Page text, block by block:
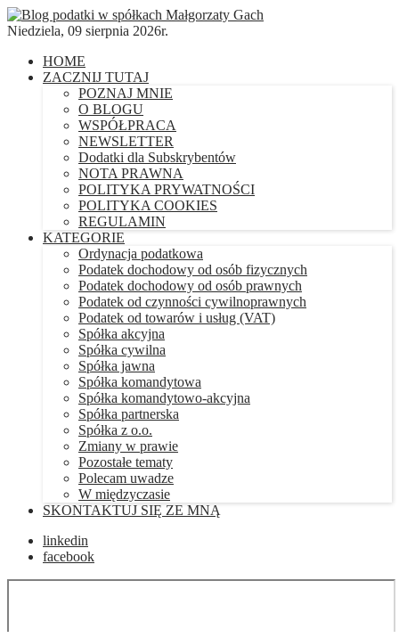
Niedziela, 09 sierpnia 2026r.
HOME
ZACZNIJ TUTAJ
POZNAJ MNIE
O BLOGU
WSPÓŁPRACA
NEWSLETTER
Dodatki dla Subskrybentów
NOTA PRAWNA
POLITYKA PRYWATNOŚCI
POLITYKA COOKIES
REGULAMIN
KATEGORIE
Ordynacja podatkowa
Podatek dochodowy od osób fizycznych
Podatek dochodowy od osób prawnych
Podatek od czynności cywilnoprawnych
Podatek od towarów i usług (VAT)
Spółka akcyjna
Spółka cywilna
Spółka jawna
Spółka komandytowa
Spółka komandytowo-akcyjna
Spółka partnerska
Spółka z o.o.
Zmiany w prawie
Pozostałe tematy
Polecam uwadze
W międzyczasie
SKONTAKTUJ SIĘ ZE MNĄ
linkedin
facebook